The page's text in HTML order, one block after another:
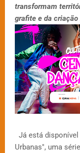
transformam
grafite e da criação
Já está
Urbanas", uma